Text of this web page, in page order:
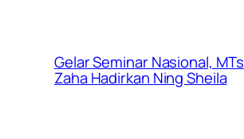
Gelar Seminar Nasional, MTs
Zaha Hadirkan Ning Sheila